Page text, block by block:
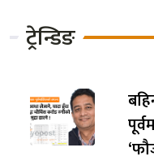
ट्रेन्डिङ